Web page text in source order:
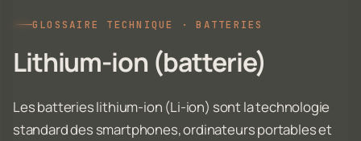
GLOSSAIRE TECHNIQUE · BATTERIES
Lithium-ion (batterie)
Les batteries lithium-ion (Li-ion) sont la technologie
standard des smartphones, ordinateurs portables et